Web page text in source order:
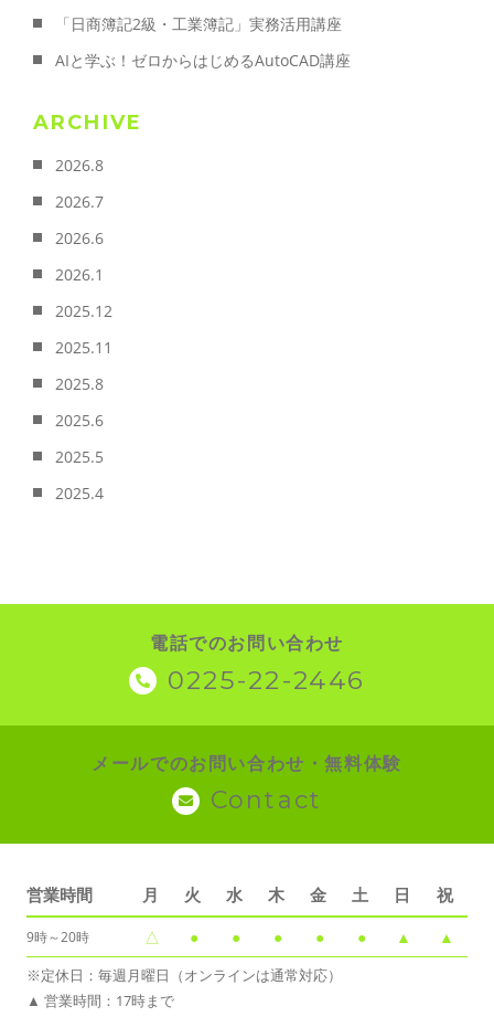
「日商簿記2級・工業簿記」実務活用講座
AIと学ぶ！ゼロからはじめるAutoCAD講座
ARCHIVE
2026.8
2026.7
2026.6
2026.1
2025.12
2025.11
2025.8
2025.6
2025.5
2025.4
電話でのお問い合わせ
0225-22-2446
メールでのお問い合わせ・無料体験
Contact
営業時間 月 火 水 木 金 土 日 祝
9時～20時 △ ● ● ● ● ● ▲ ▲
※定休日：毎週月曜日（オンラインは通常対応）
▲ 営業時間：17時まで